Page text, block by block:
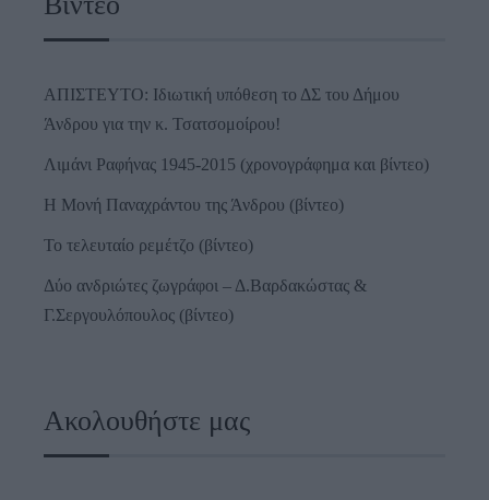
ΑΠΙΣΤΕΥΤΟ: Ιδιωτική υπόθεση το ΔΣ του Δήμου
Άνδρου για την κ. Τσατσομοίρου!
Λιμάνι Ραφήνας 1945-2015 (χρονογράφημα και βίντεο)
Η Μονή Παναχράντου της Άνδρου (βίντεο)
Το τελευταίο ρεμέτζο (βίντεο)
Δύο ανδριώτες ζωγράφοι – Δ.Βαρδακώστας &
Γ.Σεργουλόπουλος (βίντεο)
Ακολουθήστε μας